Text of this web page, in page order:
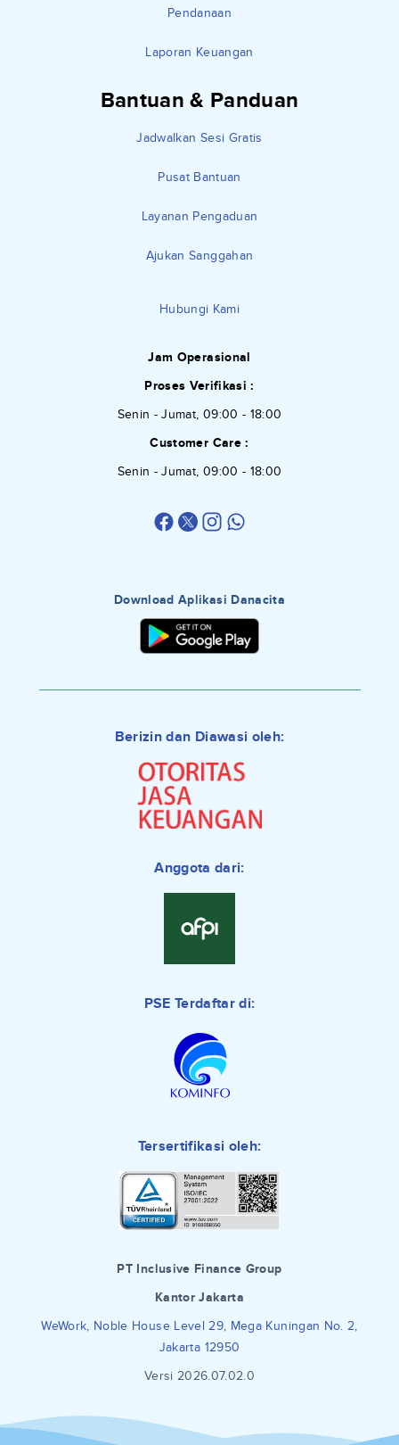
Pendanaan
Laporan Keuangan
Bantuan & Panduan
Jadwalkan Sesi Gratis
Pusat Bantuan
Layanan Pengaduan
Ajukan Sanggahan
Hubungi Kami
Jam Operasional
Proses Verifikasi :
Senin - Jumat, 09:00 - 18:00
Customer Care :
Senin - Jumat, 09:00 - 18:00
Download Aplikasi Danacita
Berizin dan Diawasi oleh:
Anggota dari:
PSE Terdaftar di:
Tersertifikasi oleh:
PT Inclusive Finance Group
Kantor Jakarta
WeWork, Noble House Level 29, Mega Kuningan No. 2,
Jakarta 12950
Versi 2026.07.02.0